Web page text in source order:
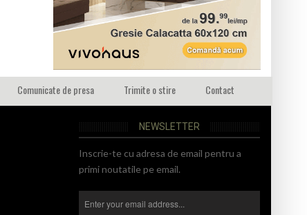
Comunicate de presa Trimite o stire Contact
NEWSLETTER
Inscrie-te cu adresa de email pentru a
primi noutatile pe email.